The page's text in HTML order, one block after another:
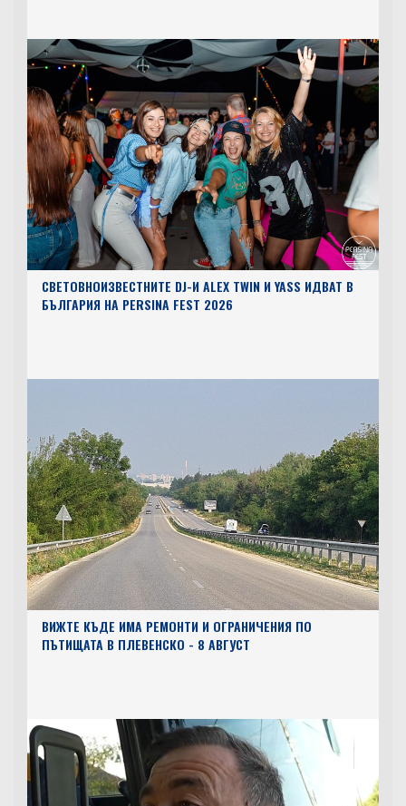
СВЕТОВНОИЗВЕСТНИТЕ DJ-И ALEX TWIN И YASS ИДВАТ В
БЪЛГАРИЯ НА PERSINA FEST 2026
ВИЖТЕ КЪДЕ ИМА РЕМОНТИ И ОГРАНИЧЕНИЯ ПО
ПЪТИЩАТА В ПЛЕВЕНСКО - 8 АВГУСТ